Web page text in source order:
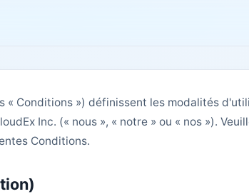
Conditions ») définissent les modalités
Inc. (« nous », « notre » ou « nos »).
Conditions.